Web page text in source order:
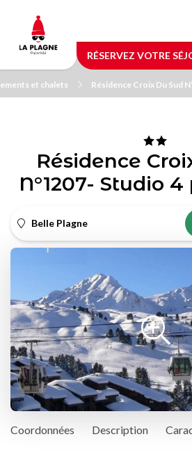
contenu
principal
RÉSERVEZ VOTRE
et chalets Résidence Croix Du Sud
Résidence
N°1207- Studio
Belle Plagne
Coordonnées Description